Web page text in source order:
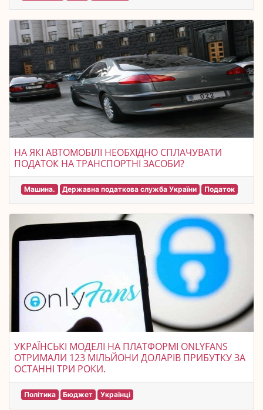
НА ЯКІ АВТОМОБІЛІ НЕОБХІДНО СПЛАЧУВАТИ
ПОДАТОК НА ТРАНСПОРТНІ ЗАСОБИ?
Машина. Державна податкова служба України Податок
УКРАЇНСЬКІ МОДЕЛІ НА ПЛАТФОРМІ ONLYFANS
ОТРИМАЛИ 123 МІЛЬЙОНИ ДОЛАРІВ ПРИБУТКУ ЗА
ОСТАННІ ТРИ РОКИ.
Політика Бюджет Українці